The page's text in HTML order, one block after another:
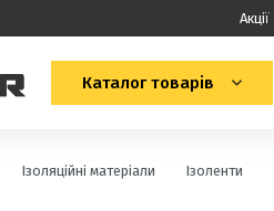
Акції
Каталог товарів
Ізоляційні матеріали Ізоленти